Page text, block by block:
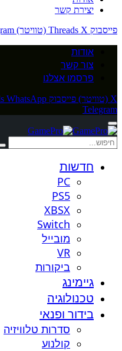
יצירת קשר
פייסבוק
Threads X (טוויטר)
אודות
צור קשר
פרסמו אצלנו
X (טוויטר) פייסבוק WhatsApp
Telegram
חדשות
PC
PS5
XBSX
Switch
מובייל
VR
ביקורות
גיימינג
טכנולוגיה
בידור ופנאי
סדרות טלוויזיה
קולנוע